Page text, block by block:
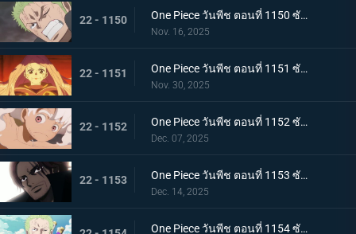
22 - 1150 One Piece วันพีช ตอนที่ 1150 ซับไทย เคลื่อนยาน! ยักษ์เหล็กเริ่มทำงานแล้ว
Nov. 16, 2025
22 - 1151 One Piece วันพีช ตอนที่ 1151 ซับไทย ความฝันของเธอและพ่อของเธอ! อนาคตที่อิสระของบอนนี่
Nov. 30, 2025
22 - 1152 One Piece วันพีช ตอนที่ 1152 ซับไทย มรดกจากคุณพ่อและคุณแม่ของเธอ! บอนนี่ส์ นิกา พันช์
Dec. 07, 2025
22 - 1153 One Piece วันพีช ตอนที่ 1153 ซับไทย การเปลี่ยนแปลงครั้งใหญ่แห่งยุคสมัย! สีแห่งราชาผู้ยิ่งใหญ่ที่นำทางลูฟี่
Dec. 14, 2025
One Piece วันพีช ตอนที่ 1154 ซับไทย ความจริงเบื้องหลังแผนการลับ - เวก้าพังค์ประกาศชัยชนะ